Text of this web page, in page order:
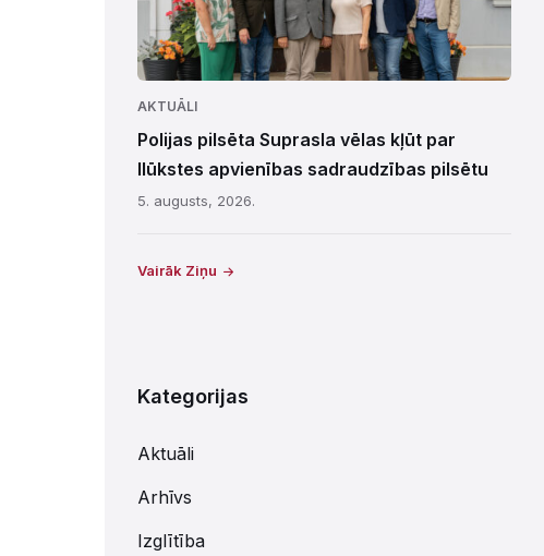
AKTUĀLI
Polijas pilsēta Suprasla vēlas kļūt par
Ilūkstes apvienības sadraudzības pilsētu
5. augusts, 2026.
Vairāk Ziņu
Kategorijas
Aktuāli
Arhīvs
Izglītība